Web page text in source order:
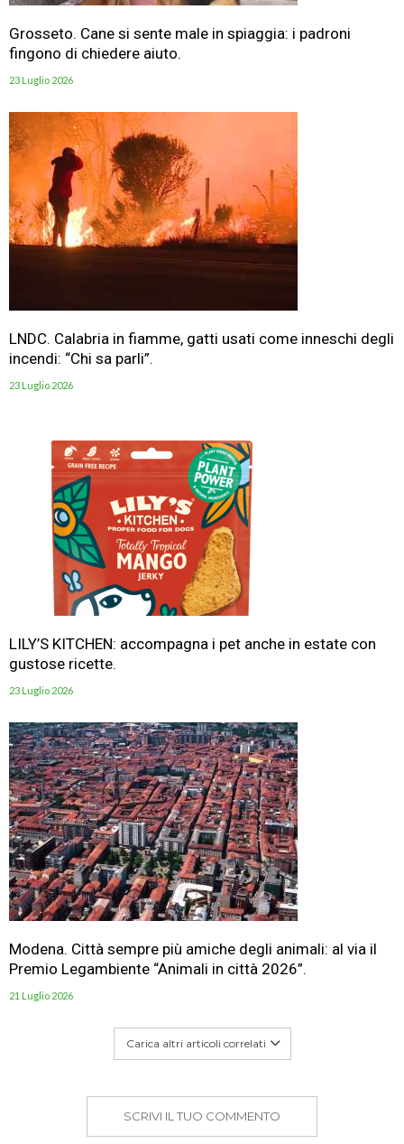
Grosseto. Cane si sente male in spiaggia: i padroni
fingono di chiedere aiuto.
23 Luglio 2026
LNDC. Calabria in fiamme, gatti usati come inneschi degli
incendi: “Chi sa parli”.
23 Luglio 2026
LILY’S KITCHEN: accompagna i pet anche in estate con
gustose ricette.
23 Luglio 2026
Modena. Città sempre più amiche degli animali: al via il
Premio Legambiente “Animali in città 2026”.
21 Luglio 2026
Carica altri articoli correlati
SCRIVI IL TUO COMMENTO